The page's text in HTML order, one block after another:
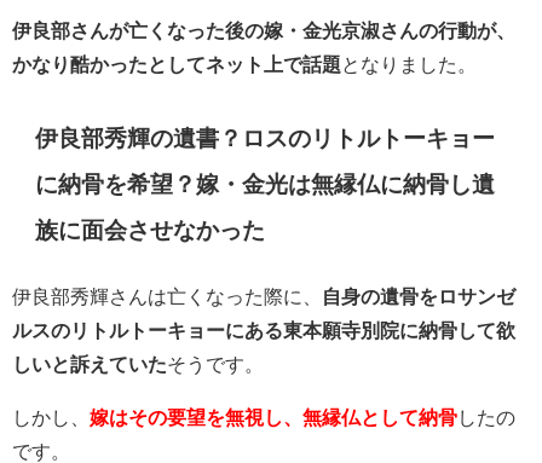
伊良部さんが亡くなった後の嫁・金光京淑さんの行動が、
かなり酷かったとしてネット上で話題 となりました。
伊良部秀輝の遺書？ロスのリトルトーキョー
に納骨を希望？嫁・金光は無縁仏に納骨し遺
族に面会させなかった
伊良部秀輝さんは亡くなった際に、 自身の遺骨を ロサンゼ
ルスのリトルトーキョーにある東本願寺別院に納骨して欲
しいと訴えていたそうです。
しかし、 嫁はその要望を無視し、無縁仏として納骨したの
です。